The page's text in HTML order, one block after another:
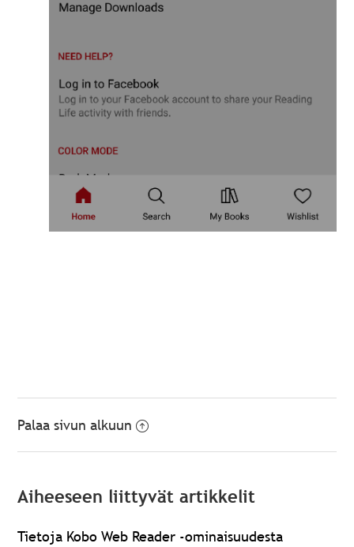
Palaa sivun alkuun
Aiheeseen liittyvät artikkelit
Tietoja Kobo Web Reader -ominaisuudesta